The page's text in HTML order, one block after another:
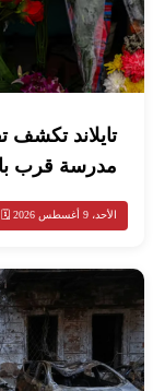
تايلاند
مدرسة قرب
الأحد، 9 أغسطس 2026 🗓️